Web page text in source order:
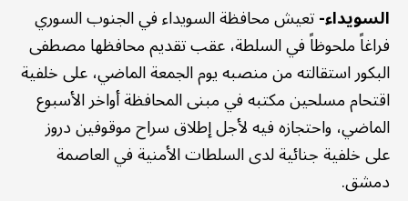
السويداء-تعيش محافظة السويداء في الجنوب السوري
فراغاً ملحوظاً في السلطة، عقب تقديم محافظها مصطفى
البكور استقالته من منصبه يوم الجمعة الماضي، على خلفية
اقتحام مسلحين مكتبه في مبنى المحافظة أواخر الأسبوع
الماضي، واحتجازه فيه لأجل إطلاق سراح موقوفين دروز
على خلفية جنائية لدى السلطات الأمنية في العاصمة
دمشق.